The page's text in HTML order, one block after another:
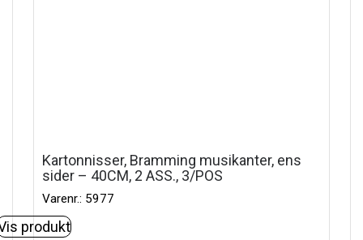
Kartonnisser, Bramming musikanter, ens
sider – 40CM, 2 ASS., 3/POS
Varenr.: 5977
produkt